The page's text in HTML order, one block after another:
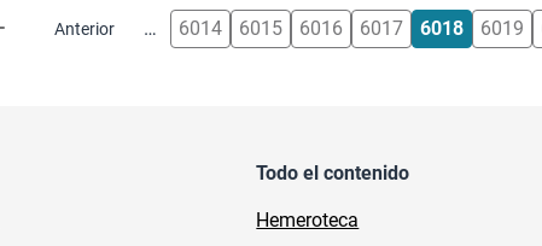
Anterior
Página anterior … 6014 6015 6016 6017 6018 6019
Todo el contenido
Hemeroteca